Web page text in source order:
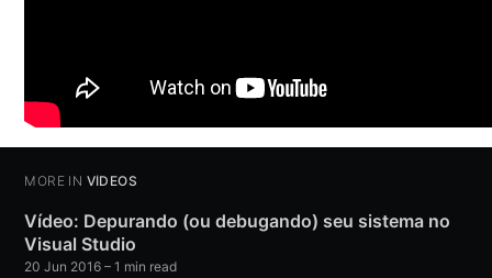
MORE IN VÍDEOS
Vídeo: Depurando (ou debugando) seu sistema no
Visual Studio
20 Jun 2016 – 1 min read